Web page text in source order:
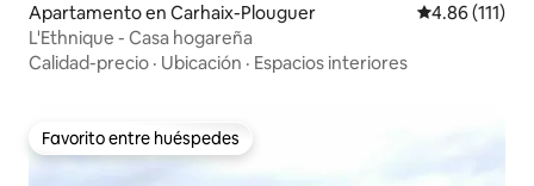
Apartamento en Carhaix-Plouguer Calificación
4.86 (111)
L'Ethnique - Casa hogareña
Calidad-precio · Ubicación · Espacios interiores
Favorito entre huéspedes
Favorito entre huéspedes